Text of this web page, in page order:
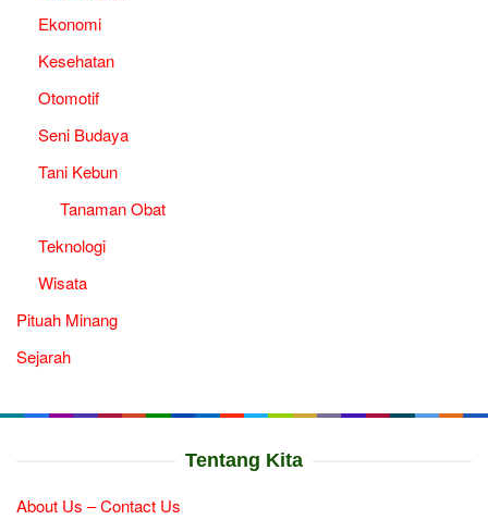
Ekonomi
Kesehatan
Otomotif
Seni Budaya
Tani Kebun
Tanaman Obat
Teknologi
Wisata
Pituah Minang
Sejarah
Tentang Kita
About Us – Contact Us